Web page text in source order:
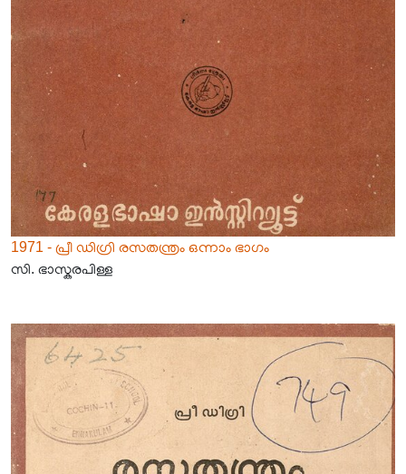
1971 - പ്രീ ഡിഗ്രി രസതന്ത്രം ഒന്നാം ഭാഗം
സി. ഭാസ്കരപിള്ള